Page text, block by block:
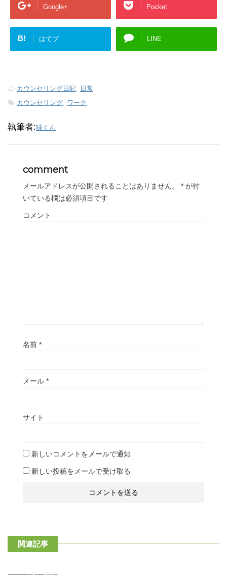
Google+ Pocket
B! はてブ LINE
-カウンセリング日記
日常
-カウンセリング ワーク
執筆者:味くん
comment
メールアドレスが公開されることはありません。 * が付
いている欄は必須項目です
コメント
名前 *
メール *
サイト
新しいコメントをメールで通知
新しい投稿をメールで受け取る
関連記事